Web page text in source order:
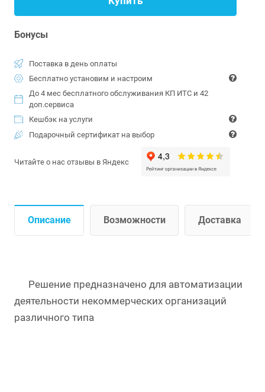
Бонусы
Поставка в день оплаты
Бесплатно установим и настроим
До 4 мес бесплатного обслуживания КП ИТС и 42
доп.сервиса
Кешбэк на услуги
Подарочный сертификат на выбор
Читайте о нас отзывы в Яндекс
Описание Возможности Доставка
Решение предназначено для автоматизации
деятельности некоммерческих организаций
различного типа